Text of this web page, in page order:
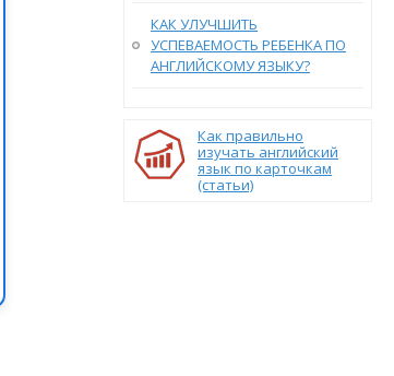
КАК УЛУЧШИТЬ
УСПЕВАЕМОСТЬ РЕБЕНКА ПО
АНГЛИЙСКОМУ ЯЗЫКУ?
Как правильно
изучать английский
язык по карточкам
(статьи)